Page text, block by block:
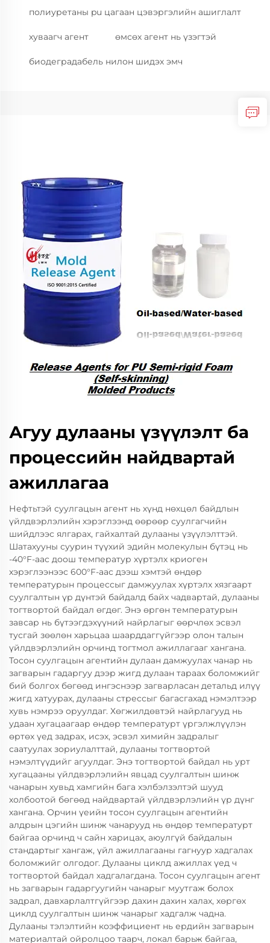
полиуретаны pu цагаан цэвэргэлийн ашиглалт
хуваагч агент өмсөх агент нь үзэгтэй
биодеградабель нилон шидэх эмч
Агуу дулааны үзүүлэлт ба
процессийн найдвартай
ажиллагаа
Нефтьтэй суулгацын агент нь хүнд нөхцөл байдлын
үйлдвэрлэлийн хэрэглээнд өөрөөр суулгагчийн
шийдлээс ялгарах, гайхалтай дулааны үзүүлэлттэй.
Шатахууны суурин түүхий эдийн молекулын бүтэц нь
-40°F-аас доош температур хүртэлх криоген
хэрэглээнээс 600°F-аас дээш хэмтэй өндөр
температурын процессыг дамжуулах хүртэлх хязгаарт
суулгалтын үр дүнтэй байдалд байх чадвартай, дулааны
тогтвортой байдал өгдөг. Энэ өргөн температурын
завсар нь бүтээгдэхүүний найрлагыг өөрчлөх эсвэл
тусгай зөөлөн харьцаа шаарддаггүйгээр олон талын
үйлдвэрлэлийн орчинд тогтмол ажиллагааг хангана.
Тосон суулгацын агентийн дулаан дамжуулах чанар нь
загварын гадаргуу дээр жигд дулаан тараах боломжийг
бий болгох бөгөөд ингэснээр загварласан детальд илүү
жигд хатуурах, дулааны стрессыг багасгахад нэмэлтээр
хувь нэмрээ оруулдаг. Хөгжилдөвтэй найрлагууд нь
удаан хугацаагаар өндөр температурт үргэлжлүүлэн
өртөх үед задрах, исэх, эсвэл химийн задралыг
саатуулах зориулалттай, дулааны тогтвортой
нэмэлтүүдийг агуулдаг. Энэ тогтвортой байдал нь урт
хугацааны үйлдвэрлэлийн явцад суулгалтын шинж
чанарын хувьд хамгийн бага хэлбэлзэлтэй шууд
холбоотой бөгөөд найдвартай үйлдвэрлэлийн үр дүнг
хангана. Орчин үеийн тосон суулгацын агентийн
алдрын цэгийн шинж чанарууд нь өндөр температурт
байгаа орчинд ч сайн харицах, аюулгүй байдалын
стандартыг хангаж, үйл ажиллагааны гагнуур хадгалах
боломжийг олгодог. Дулааны циклд ажиллах үед ч
тогтвортой байдал хадгалагдана. Тосон суулгацын агент
нь загварын гадаргуугийн чанарыг муутгаж болох
задрал, давхарлалтгүйгээр дахин дахин халах, хөргөх
циклд суулгалтын шинж чанарыг хадгалж чадна.
Дулааны тэлэлтийн коэффициент нь ердийн загварын
материалтай ойролцоо таарч, локал барьж байгаа,